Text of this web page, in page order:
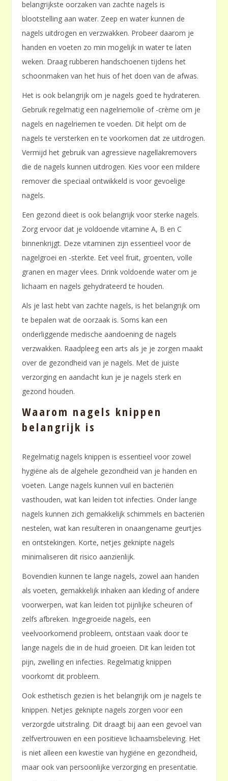
belangrijkste oorzaken van zachte nagels is
blootstelling aan water. Zeep en water kunnen de
nagels uitdrogen en verzwakken. Probeer daarom je
handen en voeten zo min mogelijk in water te laten
weken. Draag rubberen handschoenen tijdens het
schoonmaken van het huis of het doen van de afwas.
Het is ook belangrijk om je nagels goed te hydrateren.
Gebruik regelmatig een nagelriemolie of -crème om je
nagels en nagelriemen te voeden. Dit helpt om de
nagels te versterken en te voorkomen dat ze uitdrogen.
Vermijd het gebruik van agressieve nagellakremovers
die de nagels kunnen uitdrogen. Kies voor een mildere
remover die speciaal ontwikkeld is voor gevoelige
nagels.
Een gezond dieet is ook belangrijk voor sterke nagels.
Zorg ervoor dat je voldoende vitamine A, B en C
binnenkrijgt. Deze vitaminen zijn essentieel voor de
nagelgroei en -sterkte. Eet veel fruit, groenten, volle
granen en mager vlees. Drink voldoende water om je
lichaam en nagels gehydrateerd te houden.
Als je last hebt van zachte nagels, is het belangrijk om
te bepalen wat de oorzaak is. Soms kan een
onderliggende medische aandoening de nagels
verzwakken. Raadpleeg een arts als je je zorgen maakt
over de gezondheid van je nagels. Met de juiste
verzorging en aandacht kun je je nagels sterk en
gezond houden.
Waarom nagels knippen
belangrijk is
Regelmatig nagels knippen is essentieel voor zowel
hygiëne als de algehele gezondheid van je handen en
voeten. Lange nagels kunnen vuil en bacteriën
vasthouden, wat kan leiden tot infecties. Onder lange
nagels kunnen zich gemakkelijk schimmels en bacteriën
nestelen, wat kan resulteren in onaangename geurtjes
en ontstekingen. Korte, netjes geknipte nagels
minimaliseren dit risico aanzienlijk.
Bovendien kunnen te lange nagels, zowel aan handen
als voeten, gemakkelijk inhaken aan kleding of andere
voorwerpen, wat kan leiden tot pijnlijke scheuren of
zelfs afbreken. Ingegroeide nagels, een
veelvoorkomend probleem, ontstaan vaak door te
lange nagels die in de huid groeien. Dit kan leiden tot
pijn, zwelling en infecties. Regelmatig knippen
voorkomt dit probleem.
Ook esthetisch gezien is het belangrijk om je nagels te
knippen. Netjes geknipte nagels zorgen voor een
verzorgde uitstraling. Dit draagt bij aan een gevoel van
zelfvertrouwen en een positieve lichaamsbeleving. Het
is niet alleen een kwestie van hygiëne en gezondheid,
maar ook van persoonlijke verzorging en presentatie.